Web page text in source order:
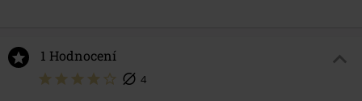
1 Hodnocení
4